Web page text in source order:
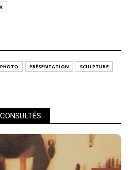
PHOTO PRÉSENTATION
SCULPTURE